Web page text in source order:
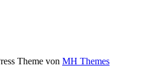
Theme von MH Themes